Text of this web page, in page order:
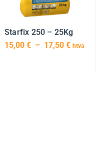
Starfix 250 – 25Kg
15,00 € – 17,50 € htva